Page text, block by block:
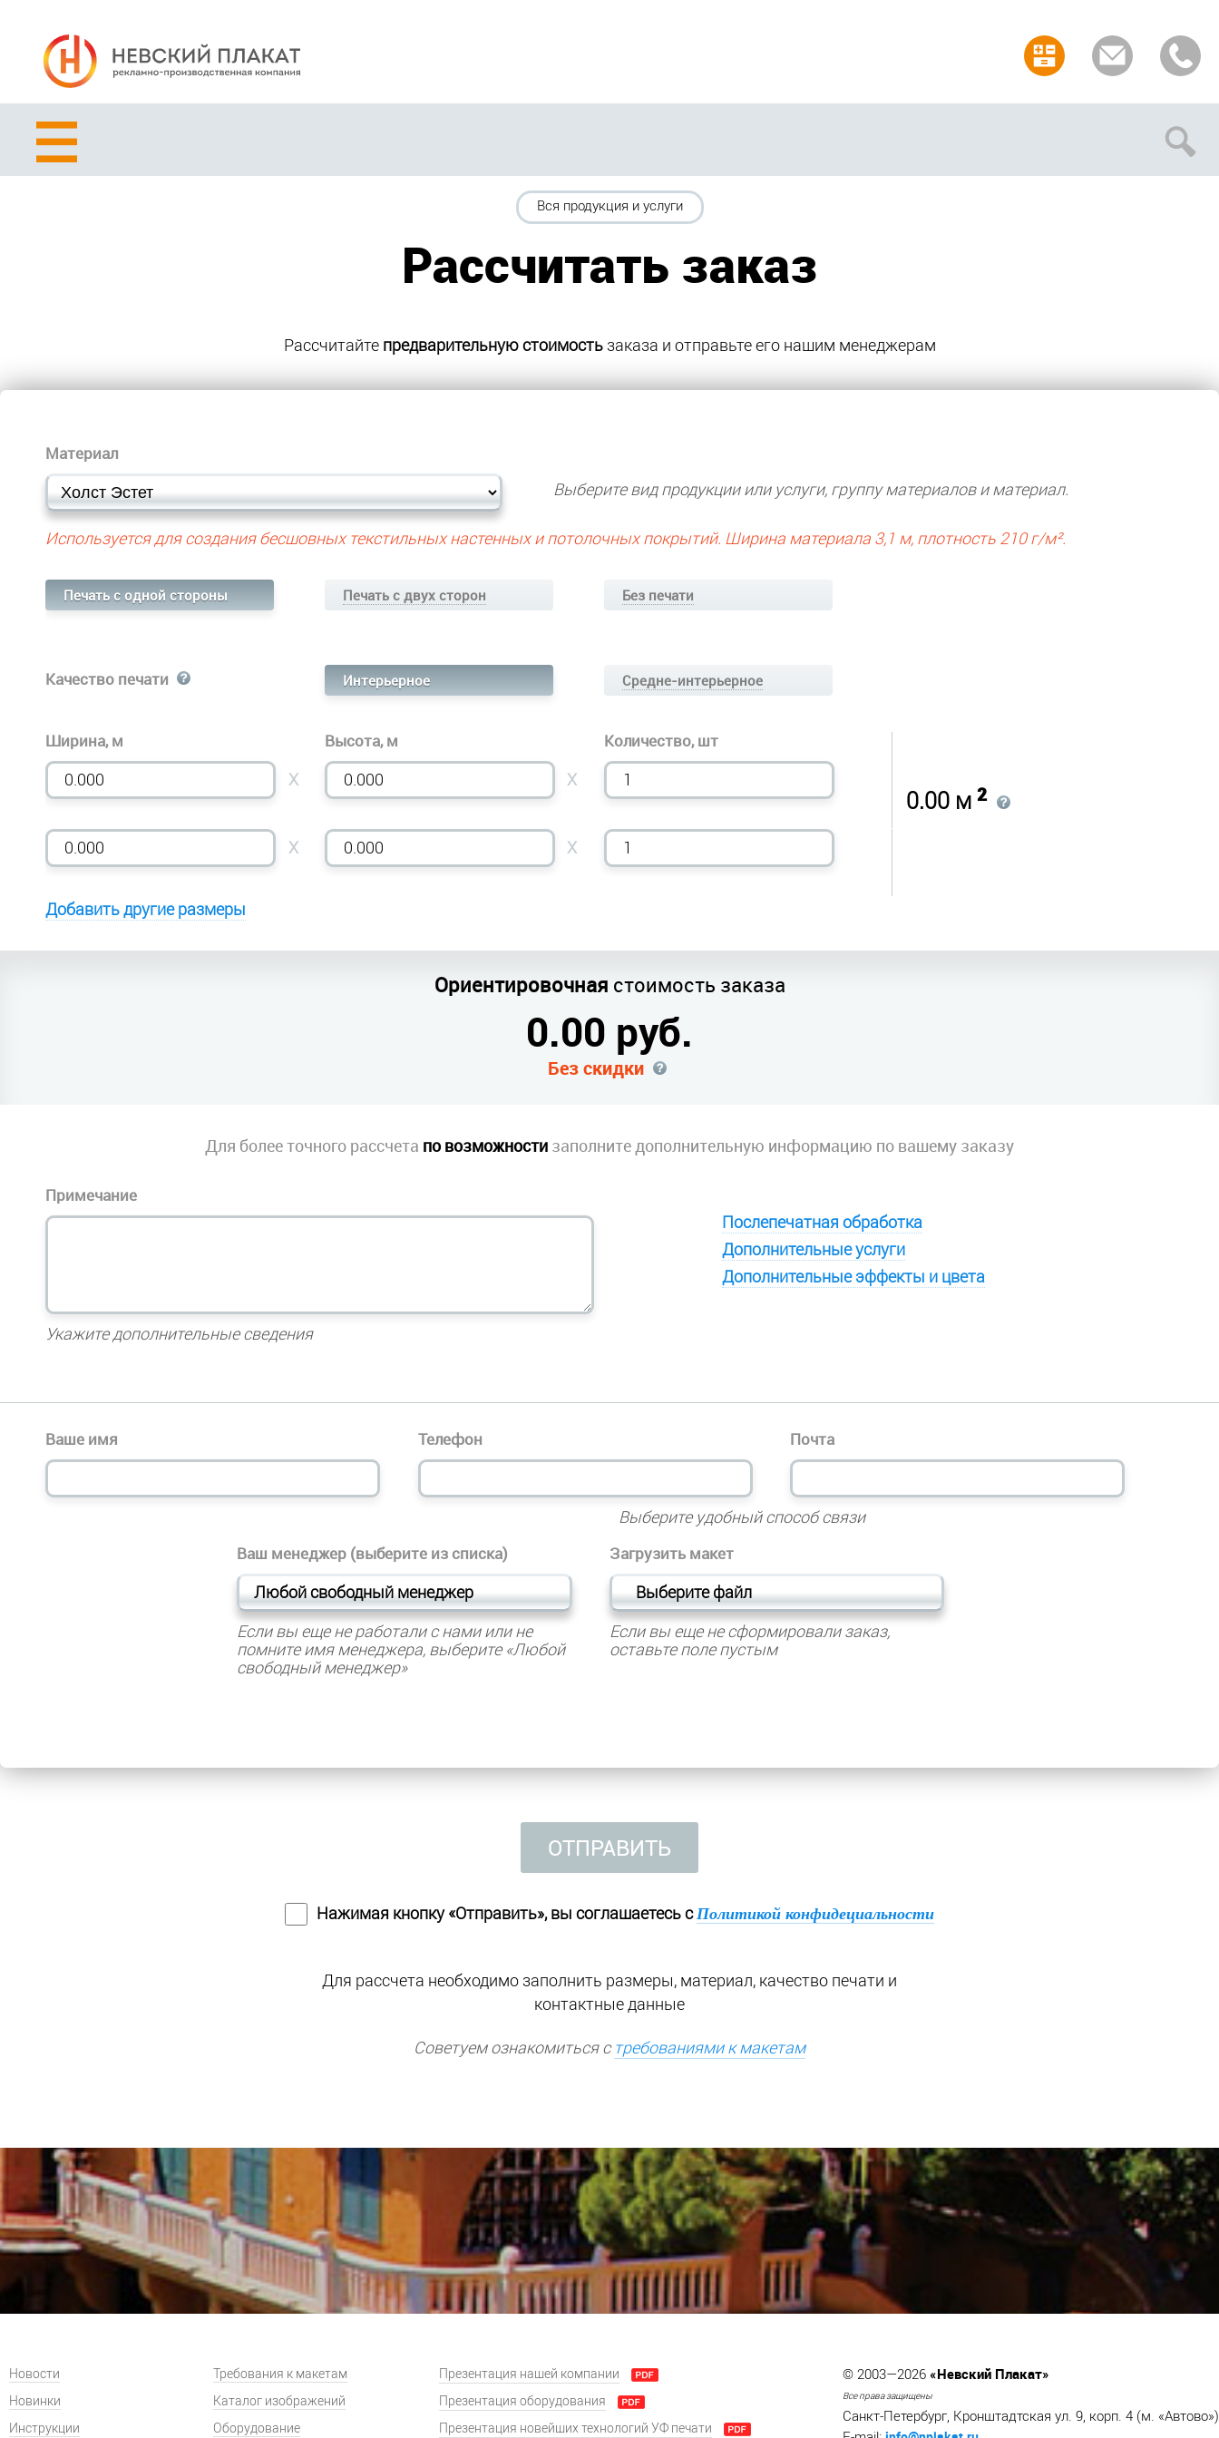
Отмена
Вся продукция и услуги
Рассчитать заказ
Рассчитайте предварительную стоимостьзаказа и отправьте его нашим менеджерам
Материал
Выберите вид продукции или услуги, группу материалов и материал.
Используется для создания бесшовных текстильных настенных и потолочных покрытий. Ширина материала 3,1 м, плотность 210 г/м².
Печать с одной стороны Печать с двух сторон Без печати
Качество печати Интерьерное Средне-интерьерное
Ширина, м
X
Высота, м
X
Количество, шт
0.00 м 2
X X
Добавить другие размеры
Ориентировочная стоимость заказа
0.00 руб.
Без скидки
Для более точного рассчета по возможности заполните дополнительную информацию по вашему заказу
Примечание
Укажите дополнительные сведения
Послепечатная обработка
Дополнительные услуги
Дополнительные эффекты и цвета
Ваше имя Телефон
Выберите удобный способ связи
Почта
Ваш менеджер (выберите из списка)
Любой свободный менеджер
Если вы еще не работали с нами или не
помните имя менеджера, выберите «Любой
свободный менеджер»
Загрузить макет
Выберите файл
Если вы еще не сформировали заказ,
оставьте поле пустым
ОТПРАВИТЬ
Нажимая кнопку «Отправить», вы соглашаетесь сПолитикой конфидециальности
Для рассчета необходимо заполнить размеры, материал, качество печати и
контактные данные
Советуем ознакомиться стребованиями к макетам
Новости
Новинки
Инструкции
Требования к макетам
Каталог изображений
Оборудование
Презентация нашей компании
Презентация оборудования
Презентация новейших технологий УФ печати
© 2003—2026 «Невский Плакат»
Все права защищены
Санкт-Петербург, Кронштадтская ул. 9, корп. 4 (м. «Автово»)